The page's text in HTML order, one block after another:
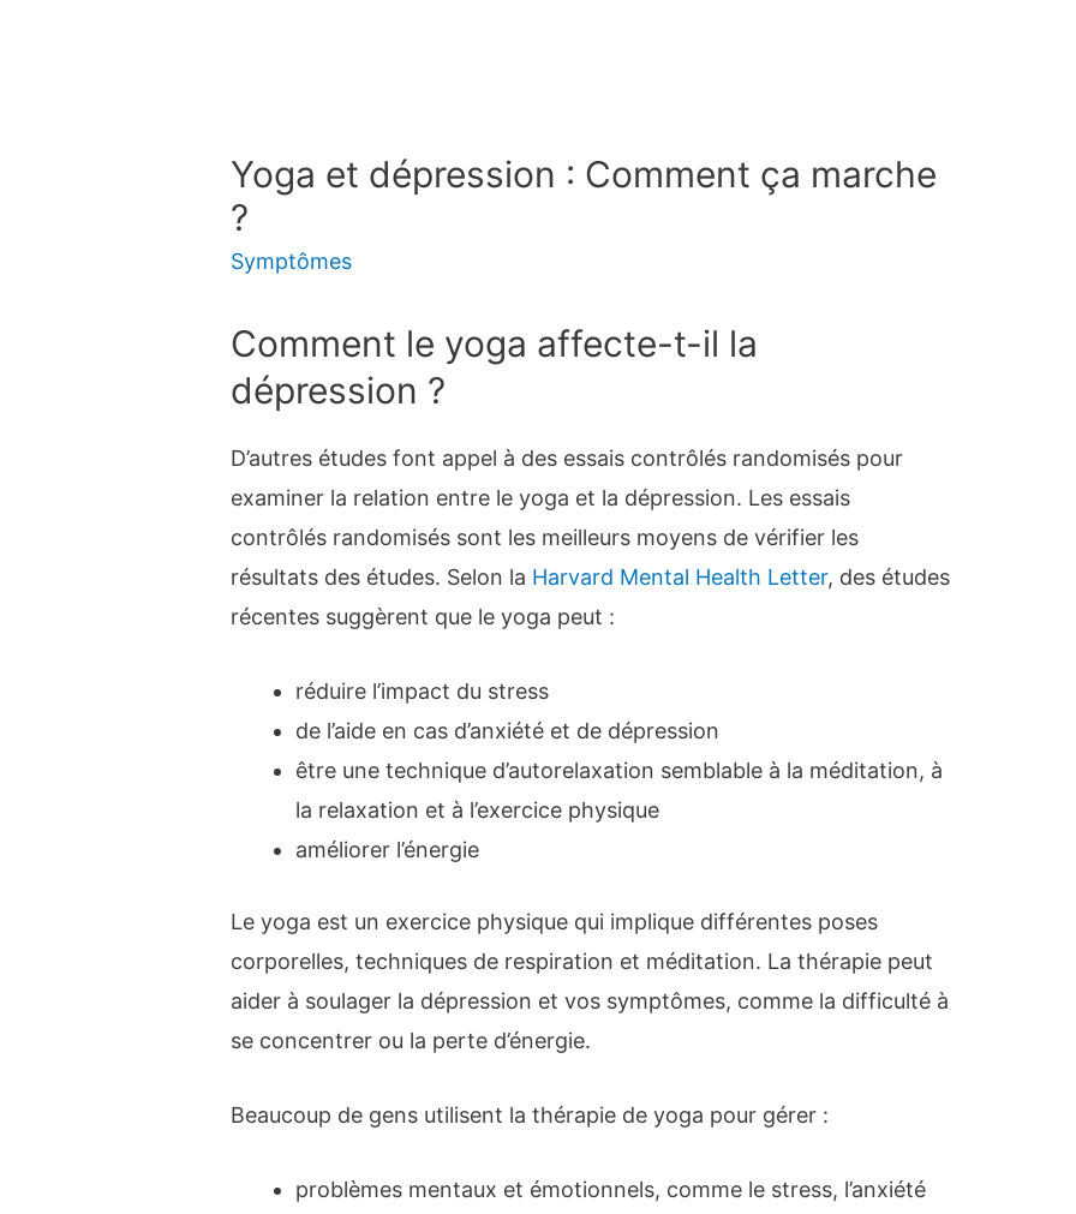
Yoga et dépression : Comment ça marche
?
Symptômes
Comment le yoga affecte-t-il la
dépression ?
D’autres études font appel à des essais contrôlés randomisés pour
examiner la relation entre le yoga et la dépression. Les essais
contrôlés randomisés sont les meilleurs moyens de vérifier les
résultats des études. Selon la Harvard Mental Health Letter, des études
récentes suggèrent que le yoga peut :
réduire l’impact du stress
de l’aide en cas d’anxiété et de dépression
être une technique d’autorelaxation semblable à la méditation, à
la relaxation et à l’exercice physique
améliorer l’énergie
Le yoga est un exercice physique qui implique différentes poses
corporelles, techniques de respiration et méditation. La thérapie peut
aider à soulager la dépression et vos symptômes, comme la difficulté à
se concentrer ou la perte d’énergie.
Beaucoup de gens utilisent la thérapie de yoga pour gérer :
problèmes mentaux et émotionnels, comme le stress, l’anxiété